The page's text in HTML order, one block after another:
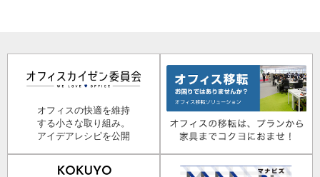
オフィスの快適を維持
する小さな取り組み。
アイデアレシピを公開